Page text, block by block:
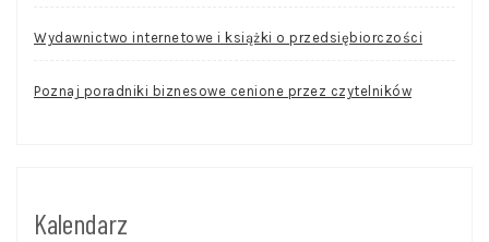
Wydawnictwo internetowe i książki o przedsiębiorczości
Poznaj poradniki biznesowe cenione przez czytelników
Kalendarz